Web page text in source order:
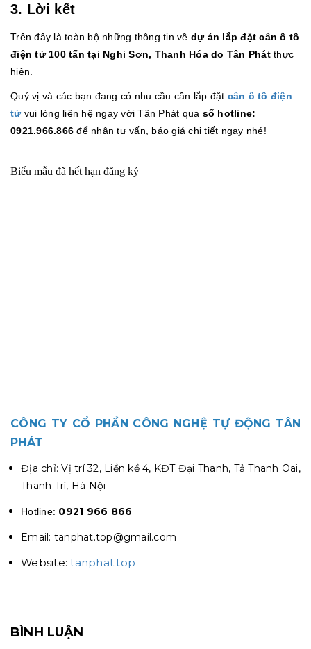
3. Lời kết
Trên đây là toàn bộ những thông tin về dự án lắp đặt cân ô tô
điện tử 100 tấn tại Nghi Sơn, Thanh Hóa do Tân Phátthực
hiện.
Quý vị và các bạn đang có nhu cầu cần lắp đặt cân ô tô điện
tửvui lòng liên hệ ngay với Tân Phát qua số hotline:
0921.966.866 để nhận tư vấn, báo giá chi tiết ngay nhé!
CÔNG TY CỔ PHẦN CÔNG NGHỆ TỰ ĐỘNG TÂN
PHÁT
Địa chỉ: Vị trí 32, Liền kề 4, KĐT Đại Thanh, Tả Thanh Oai,
Thanh Trì, Hà Nội
Hotline: 0921 966 866
Email: tanphat.top@gmail.com
Website:tanphat.top
BÌNH LUẬN